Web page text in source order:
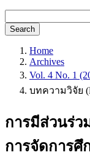
Search
Home
Archives
Vol. 4 No. 1
บทความวิจัย
การมีส่วนร่ว
การจัดการศึ